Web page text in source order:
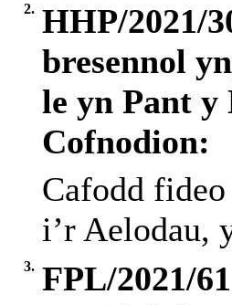
2. HHP/2021/
bresennol
le yn Pant y
Cofnodion:
Cafodd
i’r Aelodau,
3. FPL/2021/